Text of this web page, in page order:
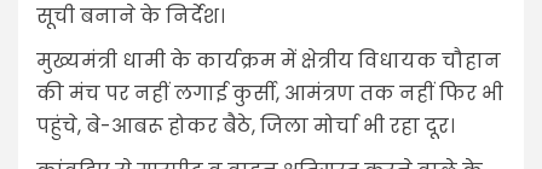
सूची बनाने के निर्देश।
मुख्यमंत्री धामी के कार्यक्रम में क्षेत्रीय विधायक चौहान
की मंच पर नहीं लगाई कुर्सी, आमंत्रण तक नहीं फिर भी
पहुंचे, बे-आबरू होकर बैठे, जिला मोर्चा भी रहा दूर।